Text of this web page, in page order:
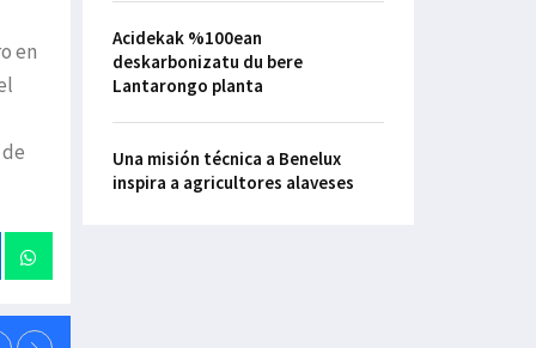
en
Acidekak %100ean
deskarbonizatu du bere
Lantarongo planta
Una misión técnica a Benelux
inspira a agricultores alaveses